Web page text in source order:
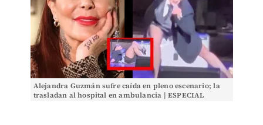
Alejandra Guzmán sufre caída en pleno escenario; la
trasladan al hospital en ambulancia | ESPECIAL